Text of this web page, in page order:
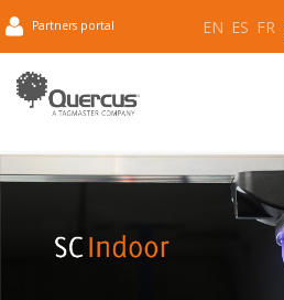
Partners portal EN ES FR